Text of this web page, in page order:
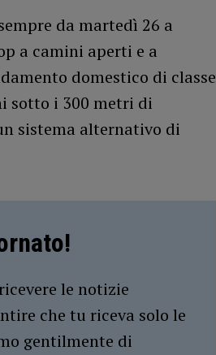
da martedì 26 a
a camini aperti e a
domestico di classe
sotto i 300 metri di
sistema alternativo di
le notizie
che tu riceva solo le
gentilmente di